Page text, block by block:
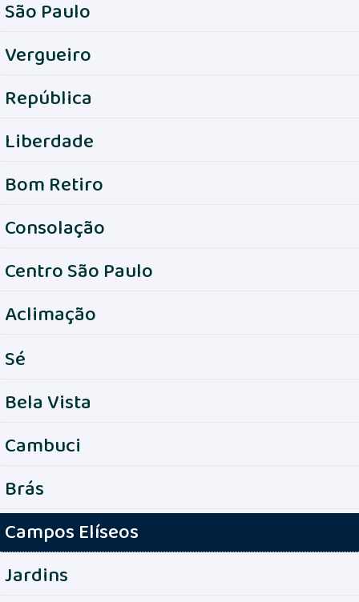
São Paulo
Vergueiro
República
Liberdade
Bom Retiro
Consolação
Centro São Paulo
Aclimação
Sé
Bela Vista
Cambuci
Brás
Campos Elíseos
Jardins